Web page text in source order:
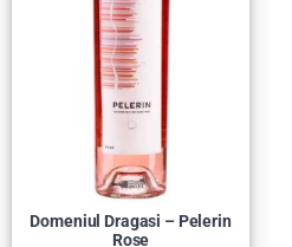
Domeniul Dragasi – Pelerin
Rose